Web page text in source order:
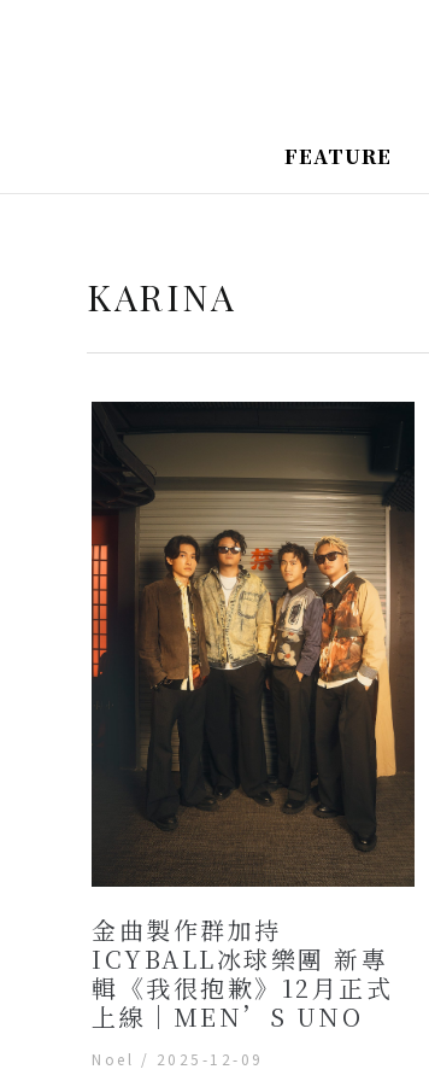
容
FEATURE
KARINA
金曲製作群加持
ICYBALL冰球樂團 新專
輯《我很抱歉》12月正式
上線｜MEN’S UNO
Noel / 2025-12-09